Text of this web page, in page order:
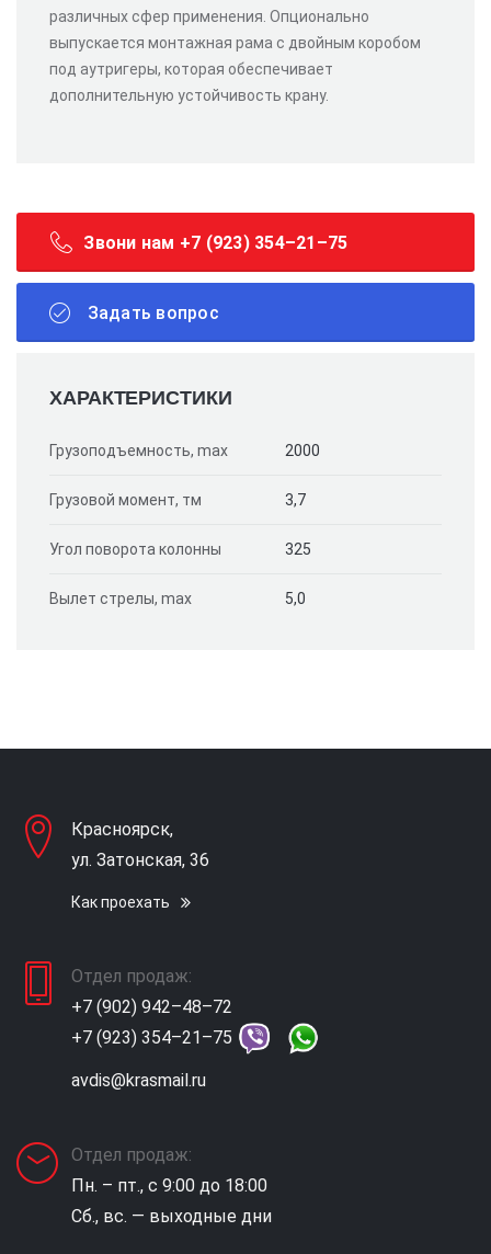
различных сфер применения. Опционально
выпускается монтажная рама с двойным коробом
под аутригеры, которая обеспечивает
дополнительную устойчивость крану.
Звони нам +7 (923) 354–21–75
Задать вопрос
ХАРАКТЕРИСТИКИ
Грузоподъемность, max 2000
Грузовой момент, тм 3,7
Угол поворота колонны 325
Вылет стрелы, max 5,0
Красноярск,
ул. Затонская, 36
Как проехать
Отдел продаж:
+7 (902) 942–48–72
+7 (923) 354–21–75
avdis@krasmail.ru
Отдел продаж:
Пн. – пт., с 9:00 до 18:00
Сб., вс. — выходные дни